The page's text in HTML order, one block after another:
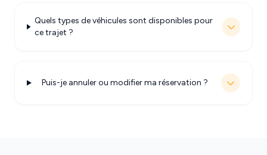
Quels types de véhicules sont disponibles pour
ce trajet ?
Puis-je annuler ou modifier ma réservation ?